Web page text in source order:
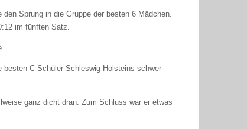
Sprung in die Gruppe der besten 6 Mädchen.
im fünften Satz.
C-Schüler Schleswig-Holsteins schwer
ganz dicht dran. Zum Schluss war er etwas